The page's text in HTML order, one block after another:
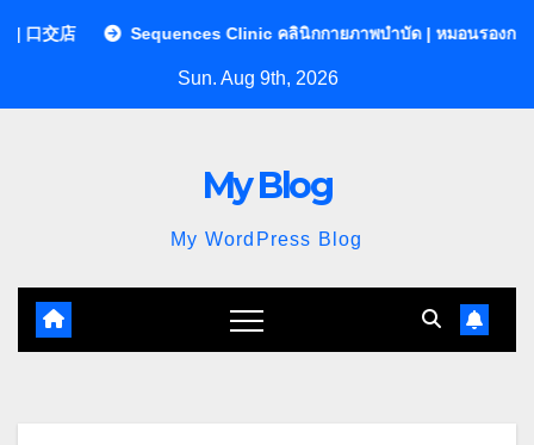
Clinic คลินิกกายภาพบำบัด | หมอนรองกระดูกทับเส้น
Sun. Aug 9th, 2026
My Blog
My WordPress Blog